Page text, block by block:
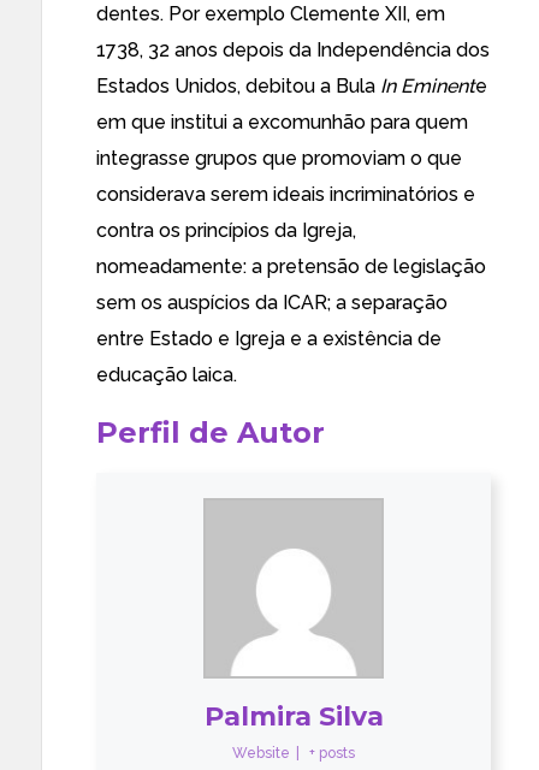
dentes. Por exemplo Clemente XII, em
1738, 32 anos depois da Independência dos
Estados Unidos, debitou a Bula In Eminente
em que institui a excomunhão para quem
integrasse grupos que promoviam o que
considerava serem ideais incriminatórios e
contra os princípios da Igreja,
nomeadamente: a pretensão de legislação
sem os auspícios da ICAR; a separação
entre Estado e Igreja e a existência de
educação laica.
Perfil de Autor
Palmira Silva
Website + posts